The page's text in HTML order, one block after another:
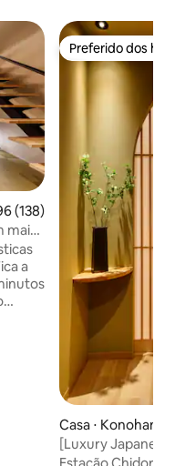
uma avaliação média de
(138)
mais
USJ
a
Preferido dos
Preferido dos
Casa ⋅ Konohana
ka
[Luxury
USJ/Namba 10
Estação